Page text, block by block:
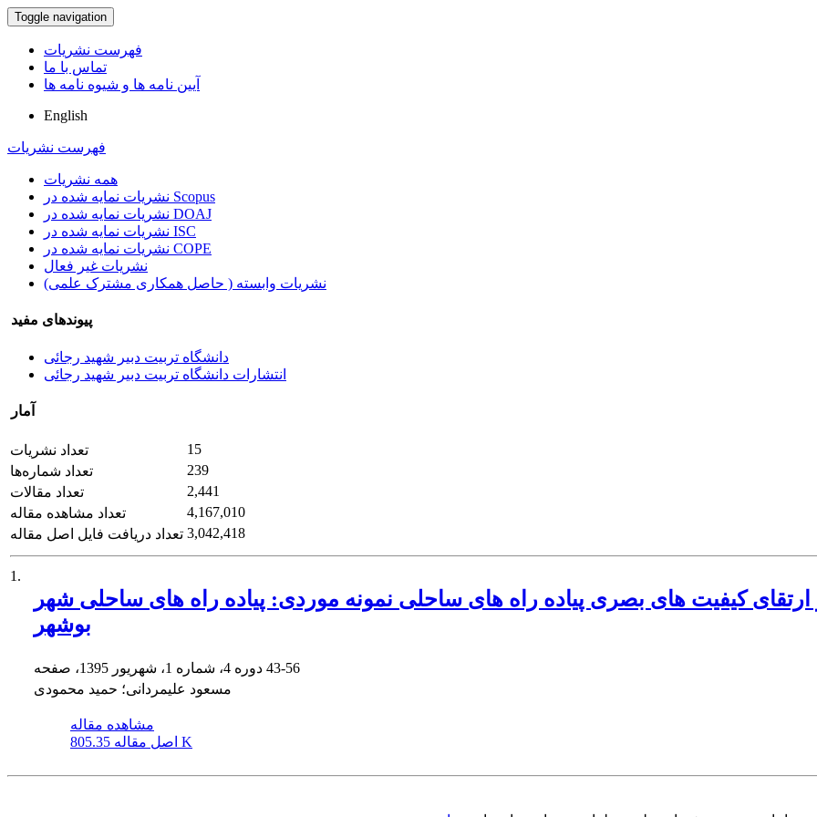
Toggle navigation
فهرست نشریات
تماس با ما
آیین نامه ها و شیوه نامه ها
English
فهرست نشریات
همه نشریات
نشریات نمایه شده در Scopus
نشریات نمایه شده در DOAJ
نشریات نمایه شده در ISC
نشریات نمایه شده در COPE
نشریات غیر فعال
نشریات وابسته ( حاصل همکاری مشترک علمی)
پیوندهای مفید
دانشگاه تربیت دبیر شهید رجائی
انتشارات دانشگاه تربیت دبیر شهید رجائی
آمار
تعداد نشریات
15
تعداد شماره‌ها
239
تعداد مقالات
2,441
تعداد مشاهده مقاله
4,167,010
تعداد دریافت فایل اصل مقاله 3,042,418
1.
کیفیت های بصری پیاده راه های ساحلی نمونه موردی: پیاده راه های ساحلی شهر
بوشهر
43-56
مسعود علیمردانی؛ حمید محمودی
مشاهده مقاله
اصل مقاله 805.35 K